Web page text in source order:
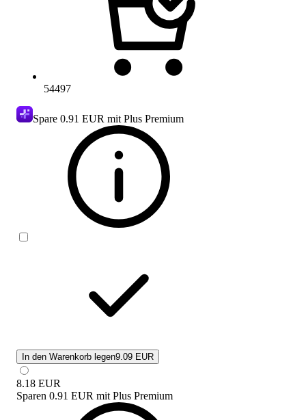
54497
Spare 0.91 EUR mit Plus Premium
In den Warenkorb legen9.09 EUR
8.18 EUR
Sparen 0.91 EUR mit Plus Premium